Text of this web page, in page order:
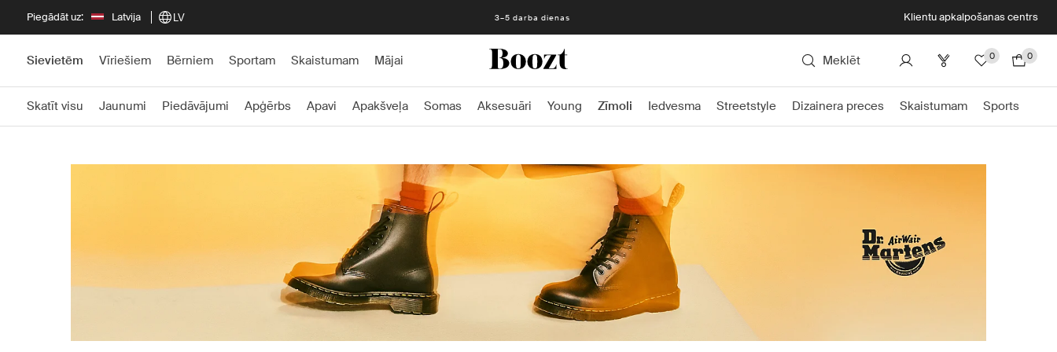
Piegādāt uz: Latvija LV 3–5 darba dienas Klientu apkalpošanas centrs
Sievietēm Vīriešiem Bērniem Sportam Skaistumam Mājai Meklēt 0 0
Skatīt visu Jaunumi Piedāvājumi Apģērbs Apavi Apakšveļa Somas Aksesuāri Young Zīmoli Iedvesma Streetstyle Dizainera preces Skaistumam Sports